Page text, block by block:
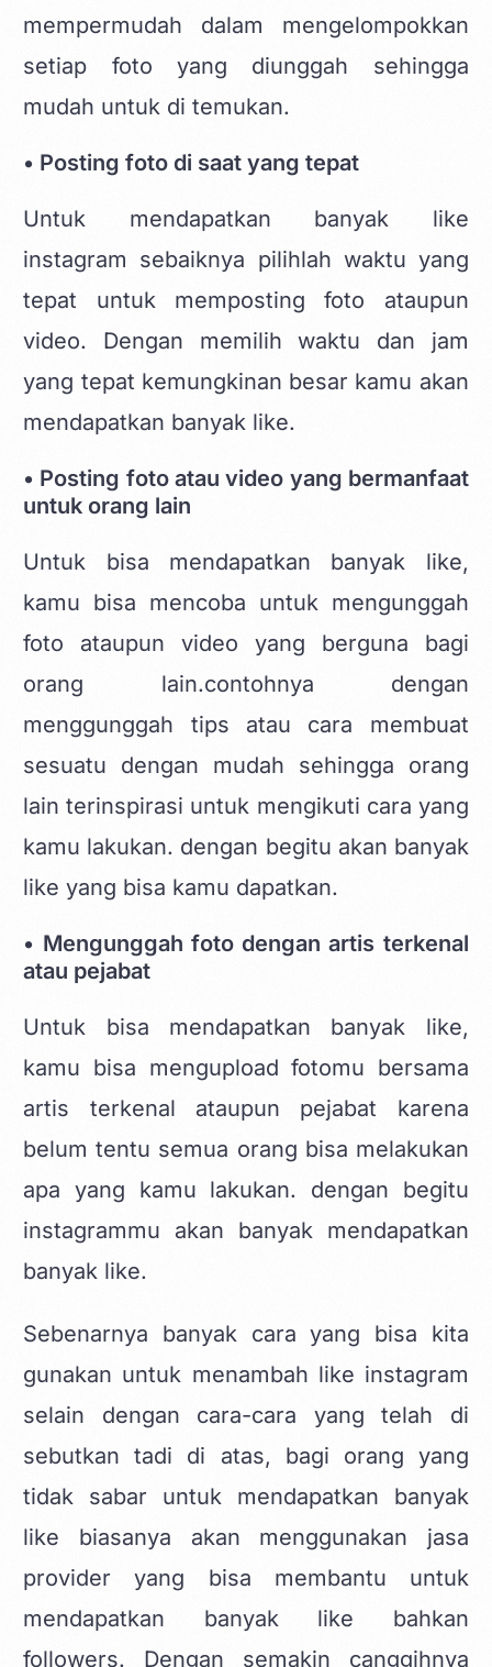
mempermudah dalam mengelompokkan
setiap foto yang diunggah sehingga
mudah untuk di temukan.
• Posting foto di saat yang tepat
Untuk mendapatkan banyak like
instagram sebaiknya pilihlah waktu yang
tepat untuk memposting foto ataupun
video. Dengan memilih waktu dan jam
yang tepat kemungkinan besar kamu akan
mendapatkan banyak like.
• Posting foto atau video yang bermanfaat
untuk orang lain
Untuk bisa mendapatkan banyak like,
kamu bisa mencoba untuk mengunggah
foto ataupun video yang berguna bagi
orang lain.contohnya dengan
menggunggah tips atau cara membuat
sesuatu dengan mudah sehingga orang
lain terinspirasi untuk mengikuti cara yang
kamu lakukan. dengan begitu akan banyak
like yang bisa kamu dapatkan.
• Mengunggah foto dengan artis terkenal
atau pejabat
Untuk bisa mendapatkan banyak like,
kamu bisa mengupload fotomu bersama
artis terkenal ataupun pejabat karena
belum tentu semua orang bisa melakukan
apa yang kamu lakukan. dengan begitu
instagrammu akan banyak mendapatkan
banyak like.
Sebenarnya banyak cara yang bisa kita
gunakan untuk menambah like instagram
selain dengan cara-cara yang telah di
sebutkan tadi di atas, bagi orang yang
tidak sabar untuk mendapatkan banyak
like biasanya akan menggunakan jasa
provider yang bisa membantu untuk
mendapatkan banyak like bahkan
followers. Dengan semakin canggihnya